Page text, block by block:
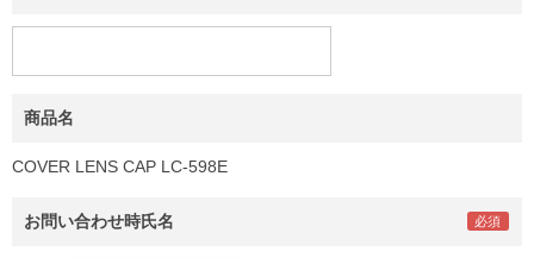
商品名
COVER LENS CAP LC-598E
お問い合わせ時氏名